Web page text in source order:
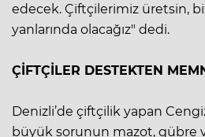
edecek. Çiftçilerimiz üretsin,
yanlarında olacağız" dedi.
ÇİFTÇİLER DESTEKTEN
Denizli’de çiftçilik yapan
büyük sorunun mazot, gübre